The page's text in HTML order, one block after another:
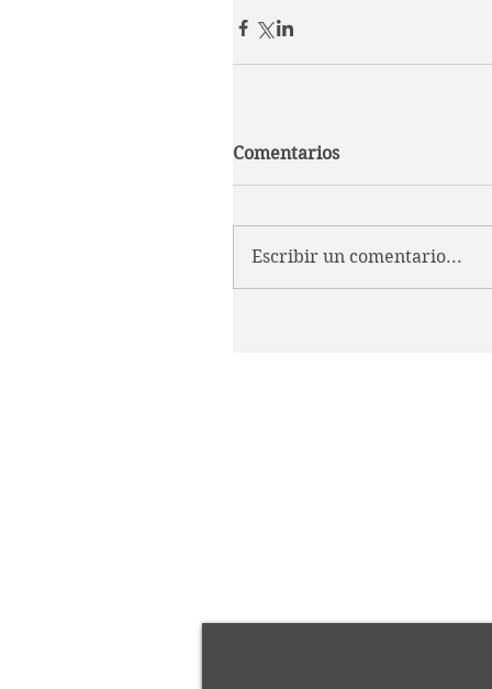
Comentarios
Escribir un comentario...